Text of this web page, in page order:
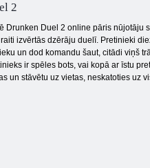
2
Drunken Duel 2 online pāris nūjotāju
izvērtās dzērāju duelī. Pretinieki
un dod komandu šaut, citādi viņš
ir spēles bots, vai kopā ar īstu
un stāvētu uz vietas, neskatoties uz